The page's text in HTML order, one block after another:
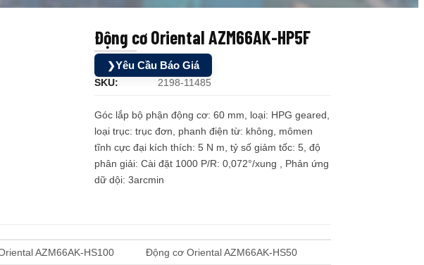
KGN
Động cơ Oriental AZM66AK-HP5F
❯Yêu Cầu Báo Giá
SKU: 2198-11485
Góc lắp bộ phận động cơ: 60 mm, loại: HPG geared,
loại trục: trục đơn, phanh điện từ: không, mômen
tĩnh cực đại kích thích: 5 N m, tỷ số giảm tốc: 5, độ
phân giải: Cài đặt 1000 P/R: 0,072°/xung , Phản ứng
dữ dội: 3arcmin
AZM66AK-HS100
Động cơ Oriental AZM66AK-HS50